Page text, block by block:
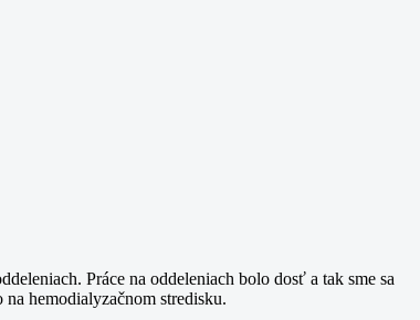
Práce na oddeleniach bolo dosť a tak sme sa
hemodialyzačnom stredisku.